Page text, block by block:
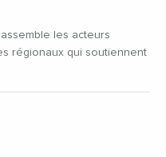
les acteurs
régionaux qui soutiennent